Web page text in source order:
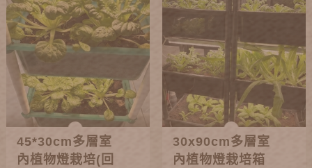
45*30cm多層室
內植物燈栽培(回
30x90cm多層室
內植物燈栽培箱